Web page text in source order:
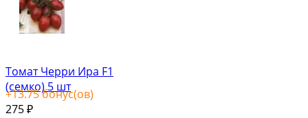
Томат Черри Ира F1
(семко) 5 шт
+13.75бонус(ов)
275 ₽